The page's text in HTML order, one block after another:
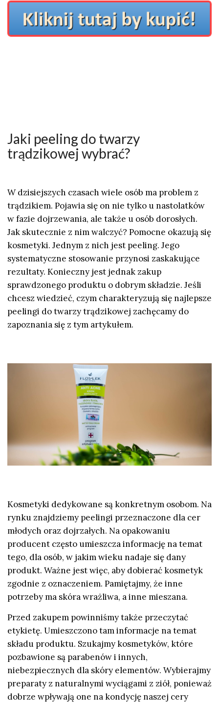
Jaki peeling do twarzy
trądzikowej wybrać?
W dzisiejszych czasach wiele osób ma problem z
trądzikiem. Pojawia się on nie tylko u nastolatków
w fazie dojrzewania, ale także u osób dorosłych.
Jak skutecznie z nim walczyć? Pomocne okazują się
kosmetyki. Jednym z nich jest peeling. Jego
systematyczne stosowanie przynosi zaskakujące
rezultaty. Konieczny jest jednak zakup
sprawdzonego produktu o dobrym składzie. Jeśli
chcesz wiedzieć, czym charakteryzują się najlepsze
peelingi do twarzy trądzikowej zachęcamy do
zapoznania się z tym artykułem.
Kosmetyki dedykowane są konkretnym osobom. Na
rynku znajdziemy peelingi przeznaczone dla cer
młodych oraz dojrzałych. Na opakowaniu
producent często umieszcza informację na temat
tego, dla osób, w jakim wieku nadaje się dany
produkt. Ważne jest więc, aby dobierać kosmetyk
zgodnie z oznaczeniem. Pamiętajmy, że inne
potrzeby ma skóra wrażliwa, a inne mieszana.
Przed zakupem powinniśmy także przeczytać
etykietę. Umieszczono tam informacje na temat
składu produktu. Szukajmy kosmetyków, które
pozbawione są parabenów i innych,
niebezpiecznych dla skóry elementów. Wybierajmy
preparaty z naturalnymi wyciągami z ziół, ponieważ
dobrze wpływają one na kondycję naszej cery